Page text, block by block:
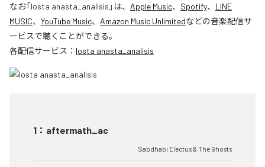
なお「losta anasta_analisis 」は、 Apple Music、 Spotify、 LINE
MUSIC、 YouTube Music、 Amazon Music Unlimitedなどの音楽配信サ
ービスで聴くことができる。
各配信サービス： losta anasta_analisis
1 ： aftermath_ac
Sabdhabi Electus & The Ghosts